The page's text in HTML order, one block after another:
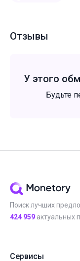
Отзывы
У этого
Будьте
Поиск лучших
424 959 актуальных
Сервисы